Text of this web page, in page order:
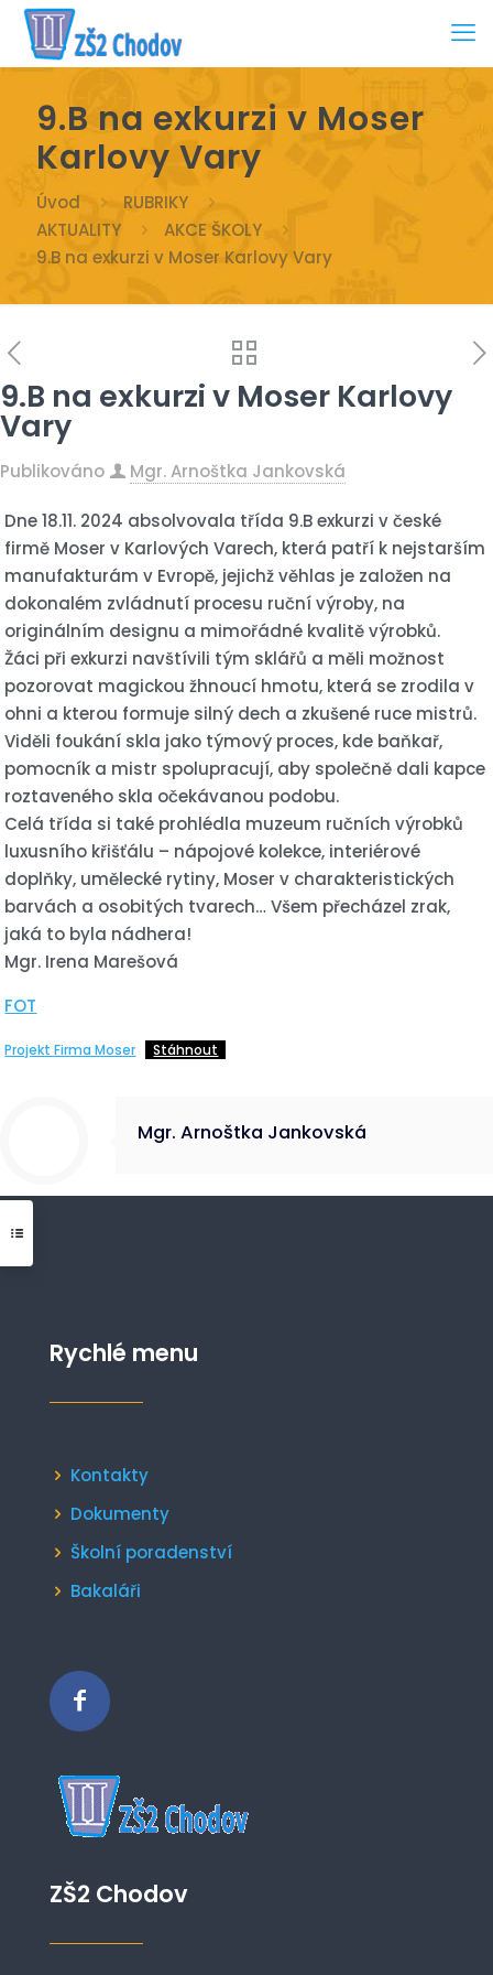
9.B na exkurzi v Moser
Karlovy Vary
Úvod
RUBRIKY
AKTUALITY
AKCE ŠKOLY
9.B na exkurzi v Moser Karlovy Vary
9.B na exkurzi v Moser Karlovy
Vary
Publikováno Mgr. Arnoštka Jankovská
Dne 18.11. 2024 absolvovala třída 9.B exkurzi v české
firmě Moser v Karlových Varech, která patří k nejstarším
manufakturám v Evropě, jejichž věhlas je založen na
dokonalém zvládnutí procesu ruční výroby, na
originálním designu a mimořádné kvalitě výrobků.
Žáci při exkurzi navštívili tým sklářů a měli možnost
pozorovat magickou žhnoucí hmotu, která se zrodila v
ohni a kterou formuje silný dech a zkušené ruce mistrů.
Viděli foukání skla jako týmový proces, kde baňkař,
pomocník a mistr spolupracují, aby společně dali kapce
roztaveného skla očekávanou podobu.
Celá třída si také prohlédla muzeum ručních výrobků
luxusního křišťálu – nápojové kolekce, interiérové
doplňky, umělecké rytiny, Moser v charakteristických
barvách a osobitých tvarech… Všem přecházel zrak,
jaká to byla nádhera!
Mgr. Irena Marešová
FOT
Projekt Firma Moser Stáhnout
Mgr. Arnoštka Jankovská
Rychlé menu
Kontakty
Dokumenty
Školní poradenství
Bakaláři
ZŠ2 Chodov